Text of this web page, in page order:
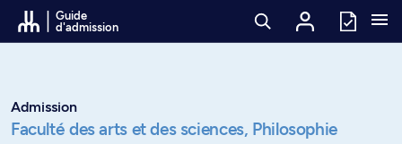
Passer au contenu
Guide
d'admission
Admission
Faculté des arts et des sciences, Philosophie